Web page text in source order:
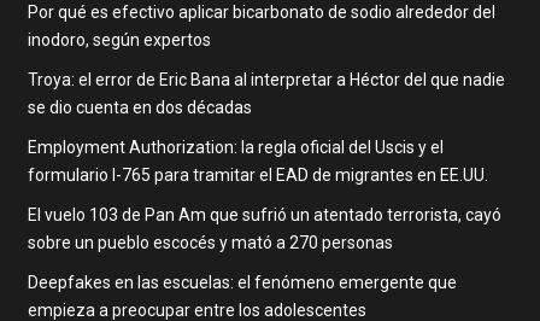
Por qué es efectivo aplicar bicarbonato de sodio alrededor del
inodoro, según expertos
Troya: el error de Eric Bana al interpretar a Héctor del que nadie
se dio cuenta en dos décadas
Employment Authorization: la regla oficial del Uscis y el
formulario I-765 para tramitar el EAD de migrantes en EE.UU.
El vuelo 103 de Pan Am que sufrió un atentado terrorista, cayó
sobre un pueblo escocés y mató a 270 personas
Deepfakes en las escuelas: el fenómeno emergente que
empieza a preocupar entre los adolescentes